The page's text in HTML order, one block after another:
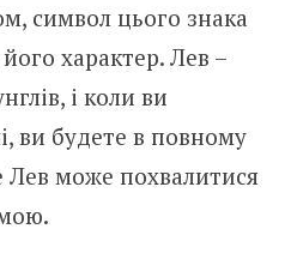
символ цього знака
характер. Лев –
і коли ви
ви будете в повному
Лев може похвалитися